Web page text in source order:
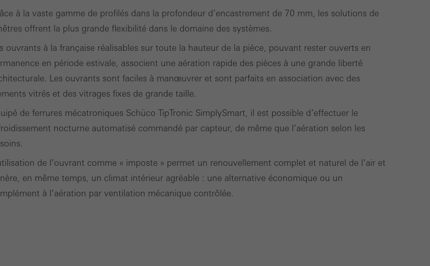
à la vaste gamme de profilés dans la profondeur d’encastrement de 70 mm, les solutions de
offrent la plus grande flexibilité dans le domaine des systèmes.
ouvrants à la française réalisables sur toute la hauteur de la pièce, pouvant rester ouverts en
en période estivale, associent une aération rapide des pièces à une grande liberté
Les ouvrants sont faciles à manœuvrer et sont parfaits en association avec des
vitrés et des vitrages fixes de grande taille.
de ferrures mécatroniques Schüco TipTronic SimplySmart, il est possible d’effectuer le
nocturne automatisé commandé par capteur, de même que l’aération selon les
de l’ouvrant comme « imposte » permet un renouvellement complet et naturel de l’air et
en même temps, un climat intérieur agréable : une alternative économique ou un
à l’aération par ventilation mécanique contrôlée.